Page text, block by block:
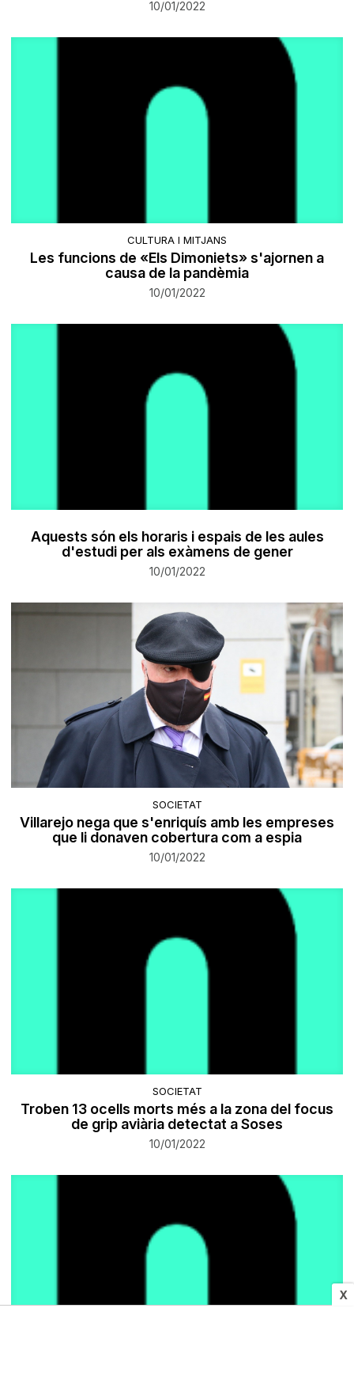
X
10/01/2022
CULTURA I MITJANS
Les funcions de «Els Dimoniets» s'ajornen a
causa de la pandèmia
10/01/2022
Aquests són els horaris i espais de les aules
d'estudi per als exàmens de gener
10/01/2022
SOCIETAT
Villarejo nega que s'enriquís amb les empreses
que li donaven cobertura com a espia
10/01/2022
SOCIETAT
Troben 13 ocells morts més a la zona del focus
de grip aviària detectat a Soses
10/01/2022